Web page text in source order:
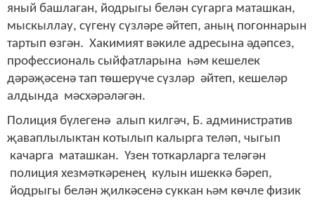
яный башлаган, йодрыгы белән сугарга маташкан,
мыскыллау, сүгенү сүзләре әйтеп, аның погоннарын
тартып өзгән. Хакимият вәкиле адресына әдәпсез,
профессиональ сыйфатларына һәм кешелек
дәрәҗәсенә тап төшерүче сүзләр әйтеп, кешеләр
алдында мәсхәрәләгән.
Полиция бүлегенә алып килгәч, Б. административ
җаваплылыктан котылып калырга теләп, чыгып
качарга маташкан. Үзен тоткарларга теләгән
полиция хезмәткәренең кулын ишеккә бәреп,
йодрыгы белән җилкәсенә суккан һәм көчле физик